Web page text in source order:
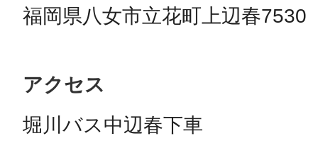
福岡県八女市立花町上辺春7530
アクセス
堀川バス中辺春下車